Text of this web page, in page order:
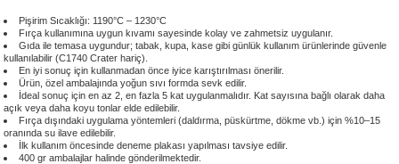
1305 °C
°C
- 1222 °C
- 1046 °C
Pişirim Sıcaklığı: 1190°C – 1230°C
Fırça kullanımına uygun kıvamı sayesinde kolay ve zahmetsiz uygulanır.
Gıda ile temasa uygundur; tabak, kupa, kase gibi günlük kullanım ürünlerinde güvenle
kullanılabilir (C1740 Crater hariç).
En iyi sonuç için kullanmadan önce iyice karıştırılması önerilir.
Ürün, özel ambalajında yoğun sıvı formda sevk edilir.
İdeal sonuç için en az 2, en fazla 5 kat uygulanmalıdır. Kat sayısına bağlı olarak daha
açık veya daha koyu tonlar elde edilebilir.
Fırça dışındaki uygulama yöntemleri (daldırma, püskürtme, dökme vb.) için %10–15
oranında su ilave edilebilir.
İlk kullanım öncesinde deneme plakası yapılması tavsiye edilir.
400 gr ambalajlar halinde gönderilmektedir.